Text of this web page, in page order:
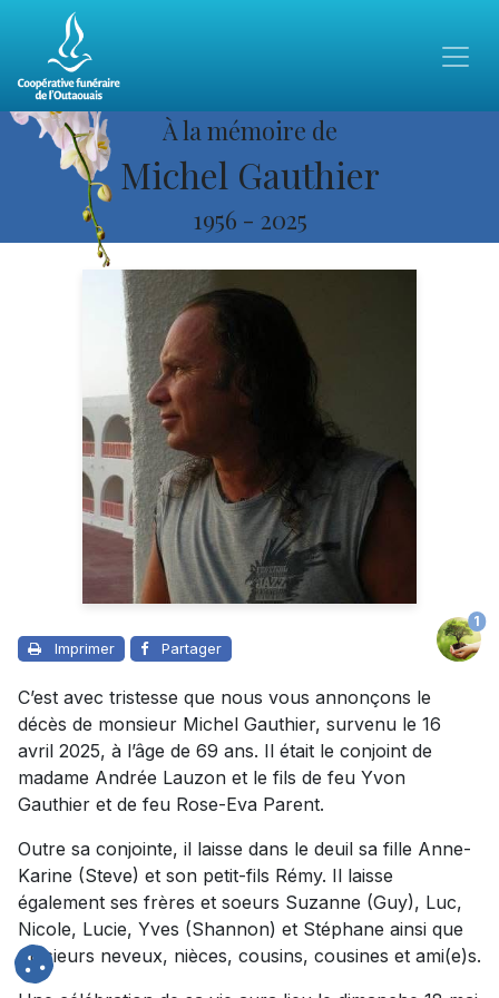
À la mémoire de
Michel Gauthier
1956 - 2025
Imprimer Partager
1
C’est avec tristesse que nous vous annonçons le
décès de monsieur Michel Gauthier, survenu le 16
avril 2025, à l’âge de 69 ans. Il était le conjoint de
madame Andrée Lauzon et le fils de feu Yvon
Gauthier et de feu Rose-Eva Parent.
Outre sa conjointe, il laisse dans le deuil sa fille Anne-
Karine (Steve) et son petit-fils Rémy. Il laisse
également ses frères et soeurs Suzanne (Guy), Luc,
Nicole, Lucie, Yves (Shannon) et Stéphane ainsi que
plusieurs neveux, nièces, cousins, cousines et ami(e)s.